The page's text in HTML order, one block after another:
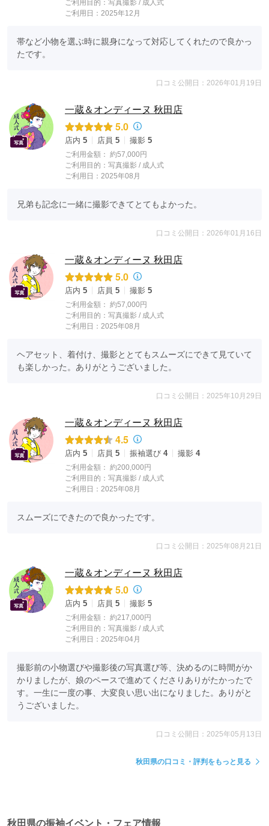
ご利用目的： 写真撮影 / 成人式
ご利用日：2025年12月
帯など小物を選ぶ時に親身になって対応してくれたので良かっ
たです。
口コミ公開日：2026年01月19日
一蔵＆オンディーヌ 秋田店
5.0
店内 5 店員 5 撮影 5
ご利用金額： 約57,000円
ご利用目的： 写真撮影 / 成人式
ご利用日：2025年08月
兄弟も記念に一緒に撮影できてとてもよかった。
口コミ公開日：2026年01月16日
一蔵＆オンディーヌ 秋田店
5.0
店内 5 店員 5 撮影 5
ご利用金額： 約57,000円
ご利用目的： 写真撮影 / 成人式
ご利用日：2025年08月
ヘアセット、着付け、撮影ととてもスムーズにできて見ていて
も楽しかった。ありがとうございました。
口コミ公開日：2025年10月29日
一蔵＆オンディーヌ 秋田店
4.5
店内 5 店員 5 振袖選び 4 撮影 4
ご利用金額： 約200,000円
ご利用目的： 写真撮影 / 成人式
ご利用日：2025年08月
スムーズにできたので良かったです。
口コミ公開日：2025年08月21日
一蔵＆オンディーヌ 秋田店
5.0
店内 5 店員 5 撮影 5
ご利用金額： 約217,000円
ご利用目的： 写真撮影 / 成人式
ご利用日：2025年04月
撮影前の小物選びや撮影後の写真選び等、決めるのに時間がか
かりましたが、娘のペースで進めてくださりありがたかったで
す。一生に一度の事、大変良い思い出になりました。ありがと
うございました。
口コミ公開日：2025年05月13日
秋田県の口コミ・評判をもっと見る
秋田県の振袖イベント・フェア情報